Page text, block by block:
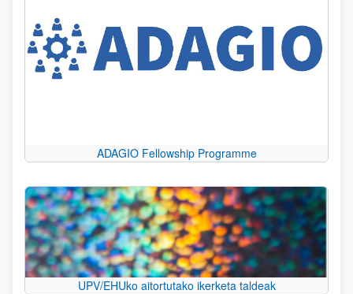
ADAGIO Fellowship Programme
UPV/EHUko aitortutako ikerketa taldeak